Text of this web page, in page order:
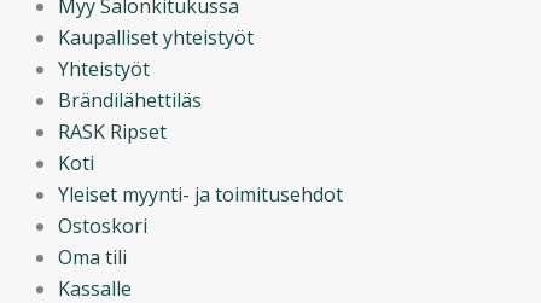
Myy Salonkitukussa
Kaupalliset yhteistyöt
Yhteistyöt
Brändilähettiläs
RASK Ripset
Koti
Yleiset myynti- ja toimitusehdot
Ostoskori
Oma tili
Kassalle